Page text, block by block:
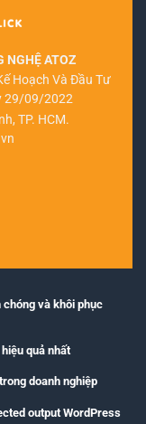
NGHỆ ATOZ
Hoạch Và Đầu Tư
29/09/2022
TP. HCM.
chóng và khôi phục
quả nhất
doanh nghiệp
output WordPress